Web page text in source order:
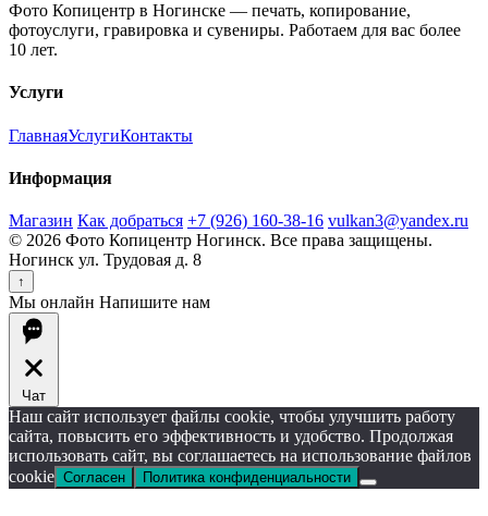
Фото Копицентр в Ногинске — печать, копирование,
фотоуслуги, гравировка и сувениры. Работаем для вас более
10 лет.
Услуги
ГлавнаяУслугиКонтакты
Информация
Магазин Как добраться +7 (926) 160-38-16 vulkan3@yandex.ru
© 2026 Фото Копицентр Ногинск. Все права защищены.
Ногинск ул. Трудовая д. 8
↑
Мы онлайн Напишите нам
Чат
Наш сайт использует файлы cookie, чтобы улучшить работу
сайта, повысить его эффективность и удобство. Продолжая
использовать сайт, вы соглашаетесь на использование файлов
cookie Согласен Политика конфиденциальности